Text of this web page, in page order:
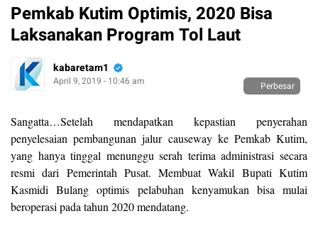
Pemkab Kutim Optimis, 2020 Bisa
Laksanakan Program Tol Laut
kabaretam1
April 9, 2019 - 10:46 am Perbesar
Sangatta…Setelah mendapatkan kepastian penyerahan
penyelesaian pembangunan jalur causeway ke Pemkab Kutim,
yang hanya tinggal menunggu serah terima administrasi secara
resmi dari Pemerintah Pusat. Membuat Wakil Bupati Kutim
Kasmidi Bulang optimis pelabuhan kenyamukan bisa mulai
beroperasi pada tahun 2020 mendatang.